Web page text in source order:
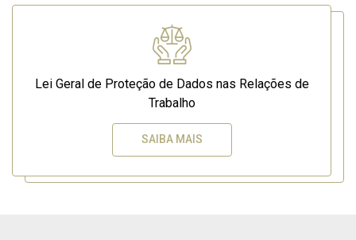
Lei Geral de Proteção de Dados nas Relações de
Trabalho
SAIBA MAIS